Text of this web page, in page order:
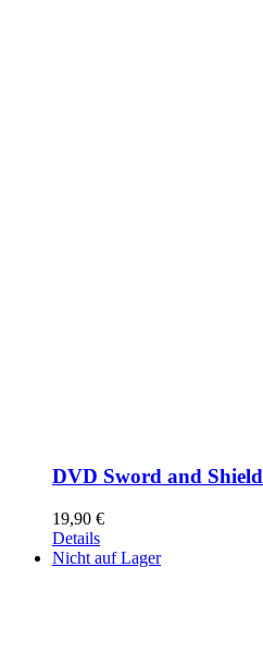
DVD Sword and Shield
19,90 €
Details
Nicht auf Lager